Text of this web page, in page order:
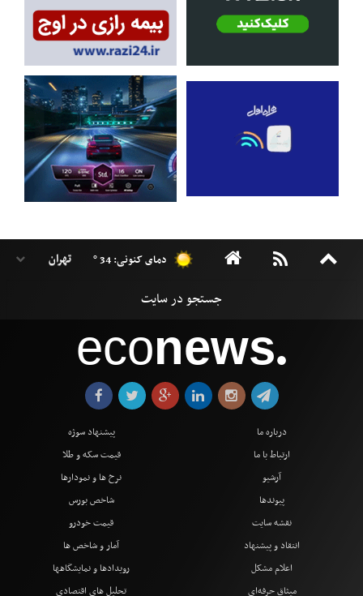
دمای کنونی: 34 °
econews●
درباره ما
ارتباط با ما
آرشیو
پیوندها
نقشه سایت
انتقاد و پیشنهاد
اعلام مشکل
میثاق حرفه‌ای
پیشنهاد سوژه
قیمت سکه و طلا
نرخ ها و نمودارها
شاخص بورس
قیمت خودرو
آمار و شاخص ها
رویدادها و نمایشگاهها
تحلیل های اقتصادی